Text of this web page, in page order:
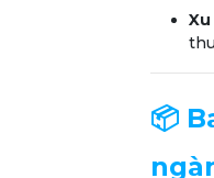
📦